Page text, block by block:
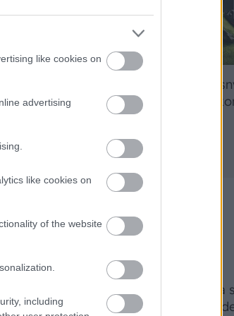
like cookies on
advertising
like cookies on
of the website
including
v júni a
Žite svoje
údržby
Na Morave prerobila
nepoznanie: Keď